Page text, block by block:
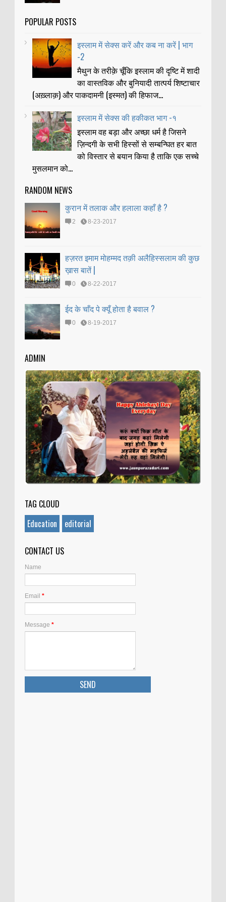
POPULAR POSTS
इस्लाम में सेक्स करें और कब ना करें | भाग
-2
मैथुन के तरीक़े चूँकि इस्लाम की दृष्टि में शादी
का वास्तविक और बुनियादी तात्पर्य शिष्टाचार
(अख़्लाक़) और पाकदामनी (इस्मत) की हिफाज...
इस्लाम में सेक्स की हकीकत भाग -१
इस्लाम वह बड़ा और अच्छा धर्म है जिसने
ज़िन्दगी के सभी हिस्सों से सम्बन्घित हर बात
को विस्तार से बयान किया है ताकि एक सच्चे
मुसलमान को...
RANDOM NEWS
कुरान में तलाक और हलाला कहाँ है ?
2 8-23-2017
हज़रत इमाम मोहम्मद तक़ी अलैहिस्सलाम की कुछ
ख़ास बातें |
0 8-22-2017
ईद के चाँद पे क्यूँ होता है बवाल ?
0 8-19-2017
ADMIN
TAG CLOUD
Education
editorial
CONTACT US
Name
Email *
Message *